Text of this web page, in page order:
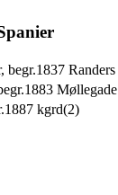
begr.1837 Randers
Møllegade
kgrd(2)